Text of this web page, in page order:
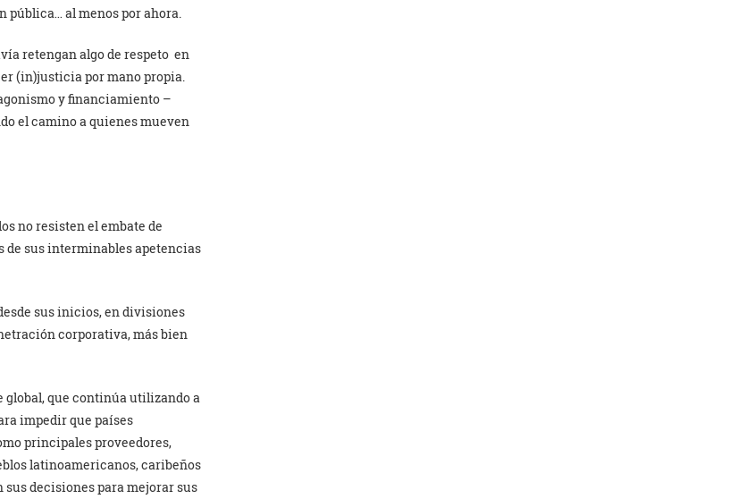
pública… al menos por ahora.
retengan algo de respeto en
(in)justicia por mano propia.
y financiamiento –
el camino a quienes mueven
no resisten el embate de
de sus interminables apetencias
sus inicios, en divisiones
corporativa, más bien
global, que continúa utilizando a
impedir que países
principales proveedores,
latinoamericanos, caribeños
sus decisiones para mejorar sus